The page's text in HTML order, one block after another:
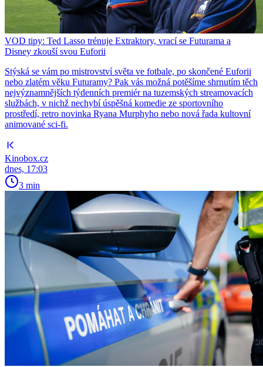
VOD tipy: Ted Lasso trénuje Extraktory, vrací se Futurama a
Disney zkouší svou Euforii
Stýská se vám po mistrovství světa ve fotbale, po skončené Euforii
nebo zlatém věku Futuramy? Pak vás možná potěšíme shrnutím těch
nejvýznamnějších týdenních premiér na tuzemských streamovacích
službách, v nichž nechybí úspěšná komedie ze sportovního
prostředí, retro novinka Ryana Murphyho nebo nová řada kultovní
animované sci-fi.
Kinobox.cz
dnes, 17:03
3 min